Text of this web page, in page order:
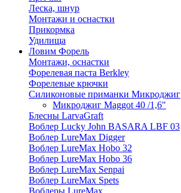
Леска, шнур
Монтажи и оснастки
Прикормка
Удилища
Ловим Форель
Монтажи, оснастки
Форелевая паста Berkley
Форелевые крючки
Силиконовые приманки Микроджиг
Микроджиг Maggot 40 /1,6"
Блесны LarvaGraft
Воблер Lucky John BASARA LBF 03
Воблер LureMax Digger
Воблер LureMax Hobo 32
Воблер LureMax Hobo 36
Воблер LureMax Senpai
Воблер LureMax Spets
Воблеры LureMax